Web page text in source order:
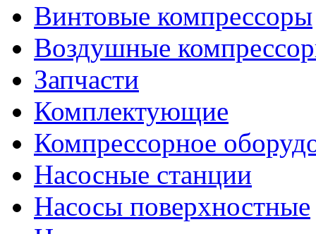
Винтовые компрессоры
Воздушные
Запчасти
Комплектующие
Компрессорное
Насосные станции
Насосы поверхностные